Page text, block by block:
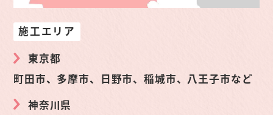
施工エリア
東京都
町田市、多摩市、日野市、稲城市、八王子市など
神奈川県